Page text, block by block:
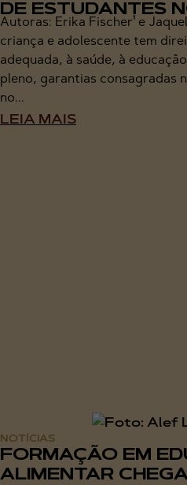
DE ESTUDANTES
Autoras: Erika Fischer¹ e
criança e adolescente tem
adequada, à saúde, à
pleno, garantias consagradas
no...
LEIA MAIS
NOTÍCIAS
FORMAÇÃO EM
ALIMENTAR